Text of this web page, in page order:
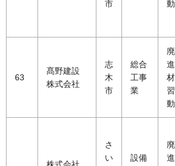
市
動
63
髙野建設
株式会社
志
木
市
総合
工事
業
動
株式会社
さ
い
設備